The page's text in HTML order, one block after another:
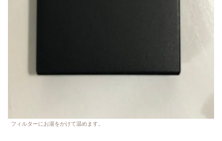
フィルターにお湯をかけて温めます。